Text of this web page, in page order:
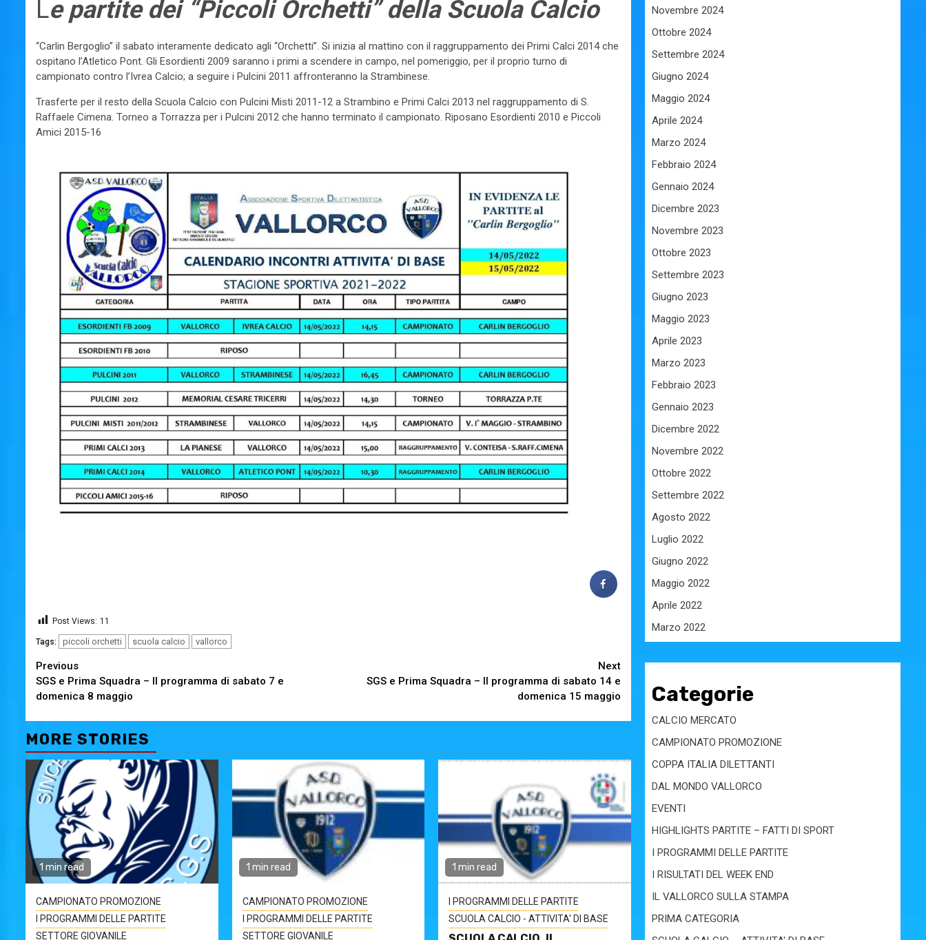
Le partite dei “Piccoli Orchetti” della Scuola Calcio
“Carlin Bergoglio” il sabato interamente dedicato agli “Orchetti”. Si inizia al mattino con il raggruppamento dei Primi Calci 2014 che
ospitano l’Atletico Pont. Gli Esordienti 2009 saranno i primi a scendere in campo, nel pomeriggio, per il proprio turno di
campionato contro l’Ivrea Calcio; a seguire i Pulcini 2011 affronteranno la Strambinese.
Trasferte per il resto della Scuola Calcio con Pulcini Misti 2011-12 a Strambino e Primi Calci 2013 nel raggruppamento di S.
Raffaele Cimena. Torneo a Torrazza per i Pulcini 2012 che hanno terminato il campionato. Riposano Esordienti 2010 e Piccoli
Amici 2015-16
Post Views: 11
Tags: piccoli orchetti scuola calcio vallorco
Continue
Reading
Previous
SGS e Prima Squadra – Il programma di sabato 7 e
domenica 8 maggio
Next
SGS e Prima Squadra – Il programma di sabato 14 e
domenica 15 maggio
MORE STORIES
1 min read
CAMPIONATO PROMOZIONE
I PROGRAMMI DELLE PARTITE
SETTORE GIOVANILE
1 min read
CAMPIONATO PROMOZIONE
I PROGRAMMI DELLE PARTITE
SETTORE GIOVANILE
1 min read
I PROGRAMMI DELLE PARTITE
SCUOLA CALCIO - ATTIVITA' DI BASE
Novembre 2024
Ottobre 2024
Settembre 2024
Giugno 2024
Maggio 2024
Aprile 2024
Marzo 2024
Febbraio 2024
Gennaio 2024
Dicembre 2023
Novembre 2023
Ottobre 2023
Settembre 2023
Giugno 2023
Maggio 2023
Aprile 2023
Marzo 2023
Febbraio 2023
Gennaio 2023
Dicembre 2022
Novembre 2022
Ottobre 2022
Settembre 2022
Agosto 2022
Luglio 2022
Giugno 2022
Maggio 2022
Aprile 2022
Marzo 2022
Categorie
CALCIO MERCATO
CAMPIONATO PROMOZIONE
COPPA ITALIA DILETTANTI
DAL MONDO VALLORCO
EVENTI
HIGHLIGHTS PARTITE – FATTI DI SPORT
I PROGRAMMI DELLE PARTITE
I RISULTATI DEL WEEK END
IL VALLORCO SULLA STAMPA
PRIMA CATEGORIA